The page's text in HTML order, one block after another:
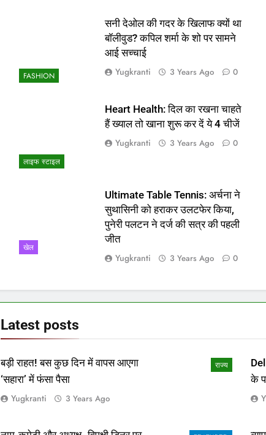
FASHION
सनी देओल की गदर के खिलाफ क्यों था
बॉलीवुड? कपिल शर्मा के शो पर सामने
आई सच्चाई
Yugkranti 3 Years Ago 0
लाइफ स्टाइल
Heart Health: दिल का रखना चाहते
हैं ख्याल तो खाना शुरू कर दें ये 4 चीजें
Yugkranti 3 Years Ago 0
खेल
Ultimate Table Tennis: अर्चना ने
सुथासिनी को हराकर उलटफेर किया,
पुनेरी पलटन ने दर्ज की सत्र की पहली
जीत
Yugkranti 3 Years Ago 0
Latest posts
राज्य
बड़ी राहत! बस कुछ दिन में वापस आएगा
‘सहारा’ में फंसा पैसा
Yugkranti 3 Years Ago
के